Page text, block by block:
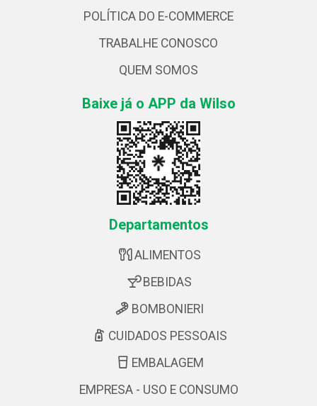
POLÍTICA DO E-COMMERCE
TRABALHE CONOSCO
QUEM SOMOS
Baixe já o APP da Wilso
Departamentos
ALIMENTOS
BEBIDAS
BOMBONIERI
CUIDADOS PESSOAIS
EMBALAGEM
EMPRESA - USO E CONSUMO